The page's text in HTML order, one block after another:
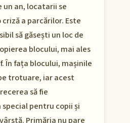
un an, locatarii se
a parcărilor. Este
să găsești un loc de
blocului, mai ales
În fața blocului, mașinile
trotuare, iar acest
să fie
special pentru copii și